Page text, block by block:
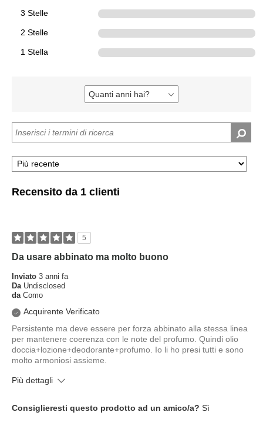
3 Stelle
2 Stelle
1 Stella
Quanti anni hai?
Filtra
per
Quanti
hai?
Recensito da 1 clienti
5
Da usare abbinato ma molto buono
Inviato 3 anni fa
Da Undisclosed
da Como
Acquirente Verificato
Persistente ma deve essere per forza abbinato alla stessa linea
per mantenere coerenza con le note del profumo. Quindi olio
doccia+lozione+deodorante+profumo. Io li ho presi tutti e sono
molto armoniosi assieme.
Più dettagli
Consiglieresti questo prodotto ad un amico/a? Sì